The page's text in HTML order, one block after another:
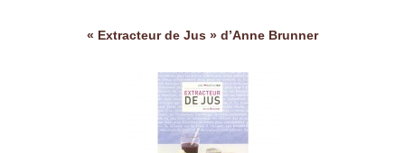
« Extracteur de Jus » d’Anne Brunner